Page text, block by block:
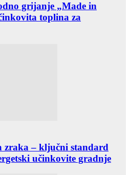
grijanje „Made in
toplina za
zraka – ključni standard
učinkovite gradnje